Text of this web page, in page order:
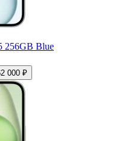
256GB Blue
000 ₽